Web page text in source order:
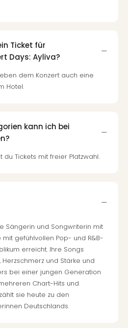
Ticket für
Days: Ayliva?
dem Konzert auch eine
Hotel.
kann ich bei
du Tickets mit freier Platzwahl.
Sängerin und Songwriterin mit
mit gefühlvollen Pop- und R&B-
erreicht. Ihre Songs
und Stärke und
bei einer jungen Generation
Chart-Hits und
sie heute zu den
Deutschlands.